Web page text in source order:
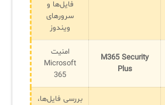
فایل‌ها و
سرورهای
ویندوز
M365 Security
Plus
امنیت
Microsoft
365
بررسی فایل‌ها،